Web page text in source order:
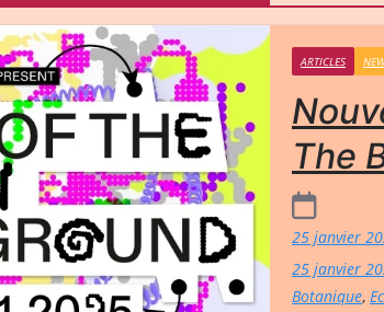
ARTICLES
The
25 janvier
25 janvier
Botanique,